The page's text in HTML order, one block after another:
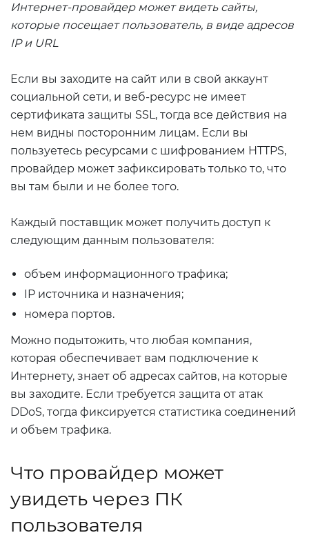
Интернет-провайдер может видеть сайты,
которые посещает пользователь, в виде адресов
IP и URL
Если вы заходите на сайт или в свой аккаунт
социальной сети, и веб-ресурс не имеет
сертификата защиты SSL, тогда все действия на
нем видны посторонним лицам. Если вы
пользуетесь ресурсами с шифрованием HTTPS,
провайдер может зафиксировать только то, что
вы там были и не более того.
Каждый поставщик может получить доступ к
следующим данным пользователя:
объем информационного трафика;
IP источника и назначения;
номера портов.
Можно подытожить, что любая компания,
которая обеспечивает вам подключение к
Интернету, знает об адресах сайтов, на которые
вы заходите. Если требуется защита от атак
DDoS, тогда фиксируется статистика соединений
и объем трафика.
Что провайдер может
увидеть через ПК
пользователя